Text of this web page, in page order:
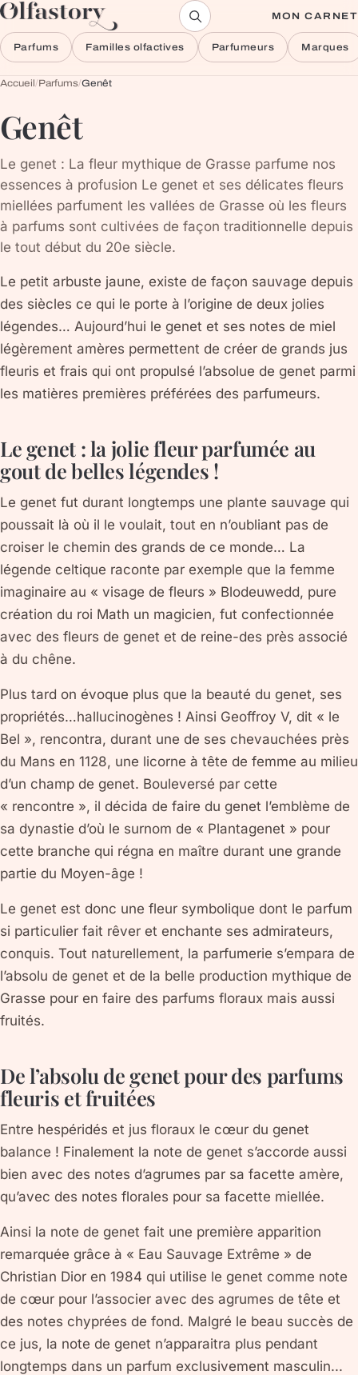
Aller au contenu MON CARNET
Parfums Familles olfactives Parfumeurs Marques
Accueil/Parfums/Genêt
Genêt
Le genet : La fleur mythique de Grasse parfume nos
essences à profusion Le genet et ses délicates fleurs
miellées parfument les vallées de Grasse où les fleurs
à parfums sont cultivées de façon traditionnelle depuis
le tout début du 20e siècle.
Le petit arbuste jaune, existe de façon sauvage depuis
des siècles ce qui le porte à l’origine de deux jolies
légendes… Aujourd’hui le genet et ses notes de miel
légèrement amères permettent de créer de grands jus
fleuris et frais qui ont propulsé l’absolue de genet parmi
les matières premières préférées des parfumeurs.
Le genet : la jolie fleur parfumée au
gout de belles légendes !
Le genet fut durant longtemps une plante sauvage qui
poussait là où il le voulait, tout en n’oubliant pas de
croiser le chemin des grands de ce monde… La
légende celtique raconte par exemple que la femme
imaginaire au « visage de fleurs » Blodeuwedd, pure
création du roi Math un magicien, fut confectionnée
avec des fleurs de genet et de reine-des près associé
à du chêne.
Plus tard on évoque plus que la beauté du genet, ses
propriétés…hallucinogènes ! Ainsi Geoffroy V, dit « le
Bel », rencontra, durant une de ses chevauchées près
du Mans en 1128, une licorne à tête de femme au milieu
d’un champ de genet. Bouleversé par cette
« rencontre », il décida de faire du genet l’emblème de
sa dynastie d’où le surnom de « Plantagenet » pour
cette branche qui régna en maître durant une grande
partie du Moyen-âge !
Le genet est donc une fleur symbolique dont le parfum
si particulier fait rêver et enchante ses admirateurs,
conquis. Tout naturellement, la parfumerie s’empara de
l’absolu de genet et de la belle production mythique de
Grasse pour en faire des parfums floraux mais aussi
fruités.
De l’absolu de genet pour des parfums
fleuris et fruitées
Entre hespéridés et jus floraux le cœur du genet
balance ! Finalement la note de genet s’accorde aussi
bien avec des notes d’agrumes par sa facette amère,
qu’avec des notes florales pour sa facette miellée.
Ainsi la note de genet fait une première apparition
remarquée grâce à « Eau Sauvage Extrême » de
Christian Dior en 1984 qui utilise le genet comme note
de cœur pour l’associer avec des agrumes de tête et
des notes chyprées de fond. Malgré le beau succès de
ce jus, la note de genet n’apparaitra plus pendant
longtemps dans un parfum exclusivement masculin...